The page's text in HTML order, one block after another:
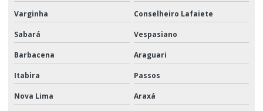
Varginha Conselheiro Lafaiete
Sabará Vespasiano
Barbacena Araguari
Itabira Passos
Nova Lima Araxá